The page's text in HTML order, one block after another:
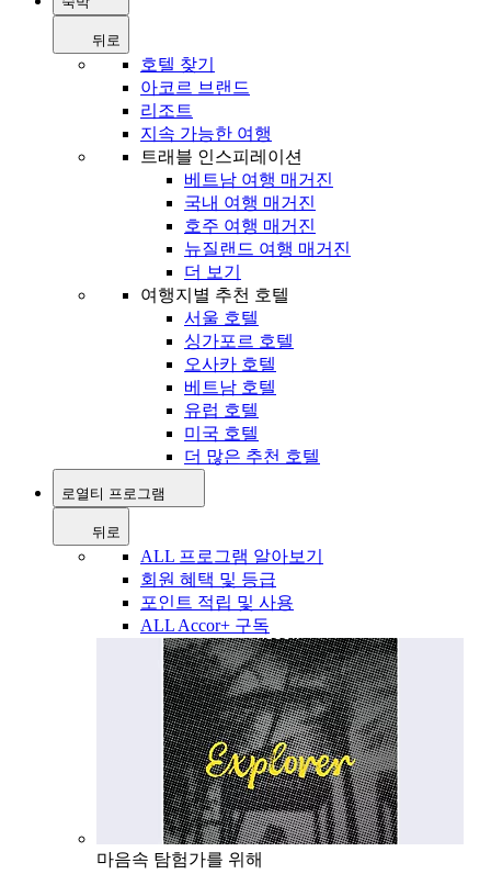
뒤로
호텔 찾기
아코르 브랜드
리조트
지속 가능한 여행
트래블 인스피레이션
베트남 여행 매거진
국내 여행 매거진
호주 여행 매거진
뉴질랜드 여행 매거진
더 보기
여행지별 추천 호텔
서울 호텔
싱가포르 호텔
오사카 호텔
베트남 호텔
유럽 호텔
미국 호텔
더 많은 추천 호텔
로열티 프로그램
뒤로
ALL 프로그램 알아보기
회원 혜택 및 등급
포인트 적립 및 사용
ALL Accor+ 구독
마음속 탐험가를 위해